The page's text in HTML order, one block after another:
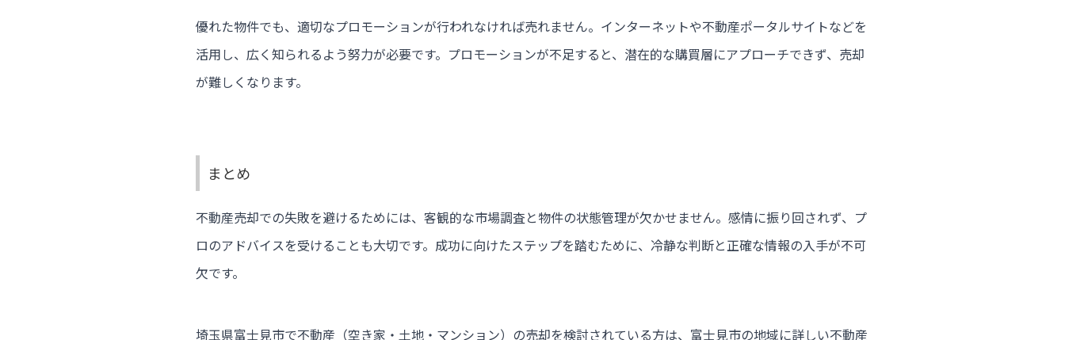
優れた物件でも、適切なプロモーションが行われなければ売れません。インターネットや不動産ポータルサイトなどを
活用し、広く知られるよう努力が必要です。プロモーションが不足すると、潜在的な購買層にアプローチできず、売却
が難しくなります。
まとめ
不動産売却での失敗を避けるためには、客観的な市場調査と物件の状態管理が欠かせません。感情に振り回されず、プ
ロのアドバイスを受けることも大切です。成功に向けたステップを踏むために、冷静な判断と正確な情報の入手が不可
欠です。
埼玉県富士見市で不動産（空き家・土地・マンション）の売却を検討されている方は、富士見市の地域に詳しい不動産